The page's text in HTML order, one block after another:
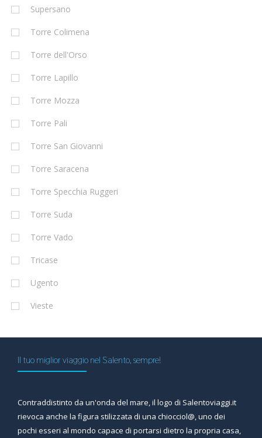
Supersano
Torre Colimena
Torre dell'Orso
Torre Lapillo
Torre Mozza
Torre Pali
Torre San Giovanni
Torre Saracena
Torre Specchia Ruggeri
Torre Suda
Torre Vado
Tricase
Ugento
Vieste
Il tuo miglior viaggio nel Salento, sempre!
Contraddistinto da un'onda del mare, il logo di Salentoviaggi.it
rievoca anche la figura stilizzata di una chiocciol@, uno dei
pochi esseri al mondo capace di portarsi dietro la propria casa,